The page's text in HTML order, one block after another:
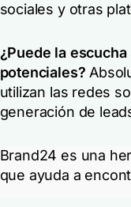
sociales y otras
¿Puede la
potenciales?
utilizan las redes
generación de
Brand24 es una
que ayuda a